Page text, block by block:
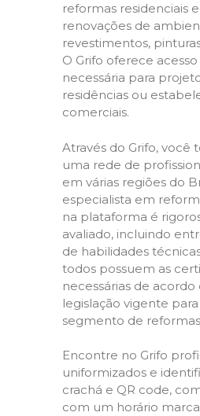
reformas residenciais
renovações de
revestimentos,
O Grifo oferece
necessária para
residências ou
comerciais.
Através do Grifo, você
uma rede de
em várias regiões do
especialista em
na plataforma é
avaliado, incluindo
de habilidades
todos possuem as
necessárias de acordo
legislação vigente
segmento de
Encontre no Grifo
uniformizados e
crachá e QR code,
com um horário